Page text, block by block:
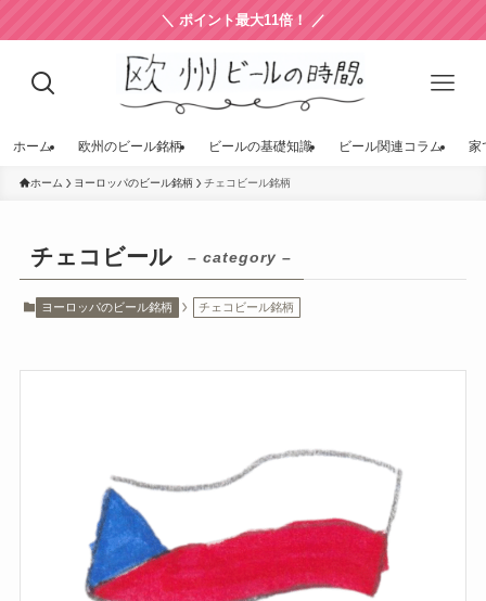
＼ ポイント最大11倍！ ／
ホーム 欧州のビール銘柄 ビールの基礎知識 ビール関連コラム 家
ホーム ヨーロッパのビール銘柄 チェコビール銘柄
チェコビール – category –
ヨーロッパのビール銘柄 チェコビール銘柄